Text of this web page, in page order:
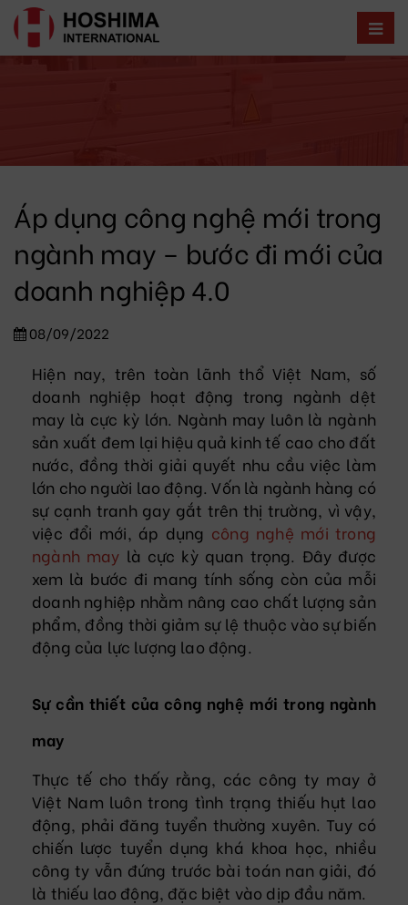
Áp dụng công nghệ mới trong
ngành may – bước đi mới của
doanh nghiệp 4.0
08/09/2022
Hiện nay, trên toàn lãnh thổ Việt Nam, số
doanh nghiệp hoạt động trong ngành dệt
may là cực kỳ lớn. Ngành may luôn là ngành
sản xuất đem lại hiệu quả kinh tế cao cho đất
nước, đồng thời giải quyết nhu cầu việc làm
lớn cho người lao động. Vốn là ngành hàng có
sự cạnh tranh gay gắt trên thị trường, vì vậy,
việc đổi mới, áp dụng công nghệ mới trong
ngành may là cực kỳ quan trọng. Đây được
xem là bước đi mang tính sống còn của mỗi
doanh nghiệp nhằm nâng cao chất lượng sản
phẩm, đồng thời giảm sự lệ thuộc vào sự biến
động của lực lượng lao động.
Sự cần thiết của công nghệ mới trong ngành
may
Thực tế cho thấy rằng, các công ty may ở
Việt Nam luôn trong tình trạng thiếu hụt lao
động, phải đăng tuyển thường xuyên. Tuy có
chiến lược tuyển dụng khá khoa học, nhiều
công ty vẫn đứng trước bài toán nan giải, đó
là thiếu lao động, đặc biệt vào dịp đầu năm.